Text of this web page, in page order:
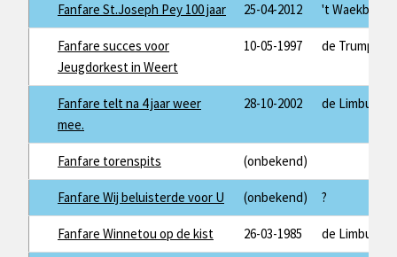
Fanfare St.Joseph Pey 100 jaar 25-04-2012 't Waekblaad
Fanfare succes voor
Jeugdorkest in Weert
10-05-1997 de Trump
Fanfare telt na 4 jaar weer
mee.
28-10-2002 de Limburger
Fanfare torenspits (onbekend)
Fanfare Wij beluisterde voor U (onbekend) ?
Fanfare Winnetou op de kist 26-03-1985 de Limburger